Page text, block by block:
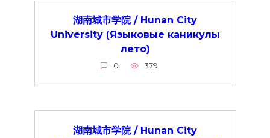
湖南城市学院 / Hunan City
University (Языковые каникулы
лето)
0 379
湖南城市学院 / Hunan City